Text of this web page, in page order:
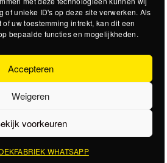
of unieke ID's op deze site verwerken. Als
uw toestemming intrekt, kan dit een
bepaalde functies en mogelijkheden.
Accepteren
Weigeren
voorkeuren
WHATSAPP